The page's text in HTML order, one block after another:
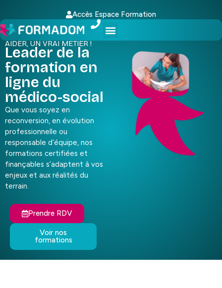
Accès Espace Formation
AIDER, UN VRAI MÉTIER !
Leader de la
formation en
ligne du
médico-social
Que vous soyez en
reconversion, en évolution
professionnelle ou
responsable d’équipe, nos
formations certifiées et
finançables s’adaptent à vos
enjeux et aux réalités du
terrain.
Prendre RDV
Voir nos
formations